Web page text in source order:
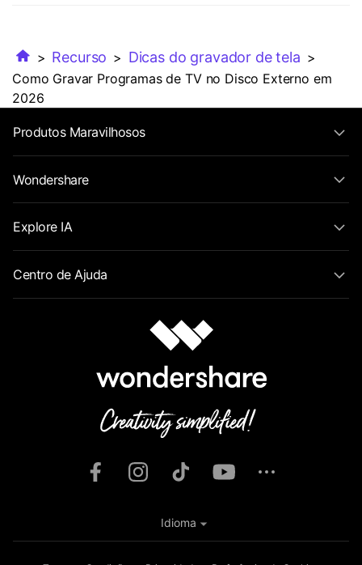
> Recurso > Dicas do gravador de tela >
Como Gravar Programas de TV no Disco Externo em
2026
Produtos Maravilhosos
Wondershare
Explore IA
Centro de Ajuda
Idioma